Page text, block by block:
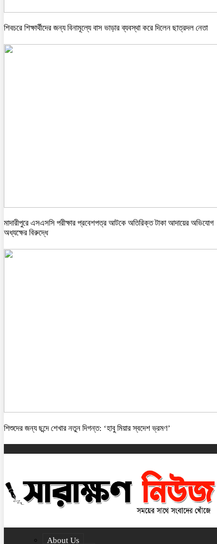
শিবচরে শিক্ষার্থীদের জন্য বিনামূল্যে বাস ভাড়ার ব্যবস্থা করে দিলেন ছাত্রদল নেতা
মাদারীপুরে এসএসসি পরীক্ষার প্রবেশপত্র আটকে অতিরিক্ত টাকা আদায়ের অভিযোগ
অধ্যক্ষের বিরুদ্ধে
শিশুদের জন্য ছন্দে শেখার নতুন দিগন্ত: ‘হাবু মিয়ার স্বদেশ ভ্রমণ’
About Us